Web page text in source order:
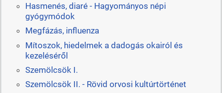
Hasmenés, diaré - Hagyományos népi
gyógymódok
Megfázás, influenza
Mítoszok, hiedelmek a dadogás okairól és
kezeléséről
Szemölcsök I.
Szemölcsök II. - Rövid orvosi kultúrtörténet